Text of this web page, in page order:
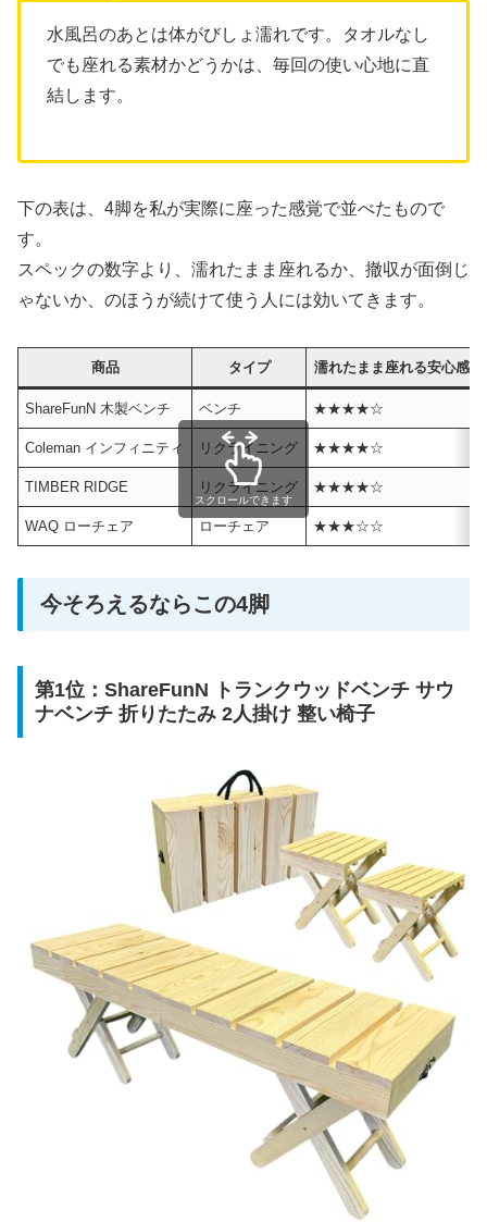
水風呂のあとは体がびしょ濡れです。タオルなし
でも座れる素材かどうかは、毎回の使い心地に直
結します。
下の表は、4脚を私が実際に座った感覚で並べたもので
す。
スペックの数字より、濡れたまま座れるか、撤収が面倒じ
ゃないか、のほうが続けて使う人には効いてきます。
商品 タイプ 濡れたまま座れる安心感
ShareFunN 木製ベンチ ベンチ ★★★★☆
Coleman インフィニティ リクライニング ★★★★☆
TIMBER RIDGE リクライニング ★★★★☆
WAQ ローチェア ローチェア ★★★☆☆
スクロールできます
今そろえるならこの4脚
第1位：ShareFunN トランクウッドベンチ サウ
ナベンチ 折りたたみ 2人掛け 整い椅子